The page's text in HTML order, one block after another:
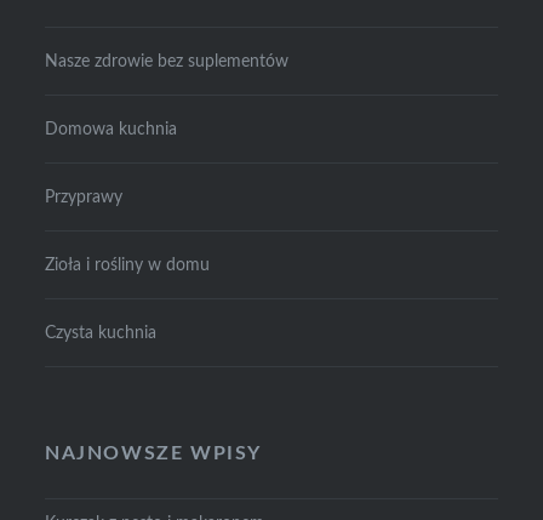
Nasze zdrowie bez suplementów
Domowa kuchnia
Przyprawy
Zioła i rośliny w domu
Czysta kuchnia
NAJNOWSZE WPISY